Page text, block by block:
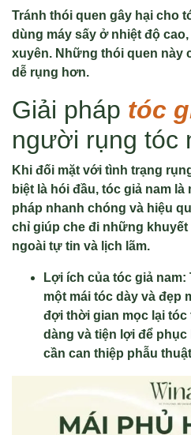
Tránh thói quen gây hại cho
dùng máy sấy ở nhiệt độ
xuyên. Những thói quen này
dễ rụng hơn.
Giải pháp tóc
người rụng tóc
Khi đối mặt với tình trạng
biệt là hói đầu, tóc giả nam
pháp nhanh chóng và hiệu
chỉ giúp che đi những khuyết
ngoài tự tin và lịch lãm.
Lợi ích của tóc giả
một mái tóc dày và đẹp
đợi thời gian mọc lại
dàng và tiện lợi để
cần can thiệp phẫu